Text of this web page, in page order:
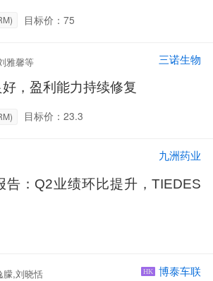
目标价：75
雅馨等 三诺生物
，盈利能力持续修复
目标价：23.3
九洲药业
告：Q2业绩环比提升，TIEDES
朦,刘晓恬 HK 博泰车联